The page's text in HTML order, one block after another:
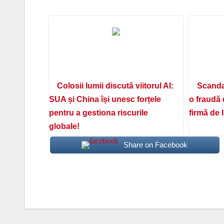
Colosii lumii discută viitorul AI:
SUA și China își unesc forțele
pentru a gestiona riscurile
globale!
o fraudă
firmă de
Share on Facebook